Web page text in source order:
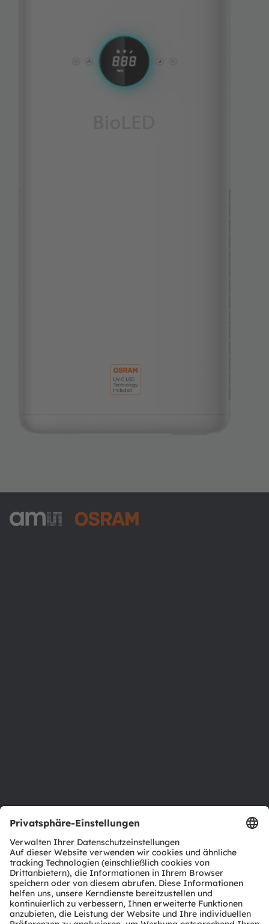
Produkt Selektor
Download Center
Tools
Kundenanfragen
Technischer Support
Partner Netzwerk
Whistleblowing